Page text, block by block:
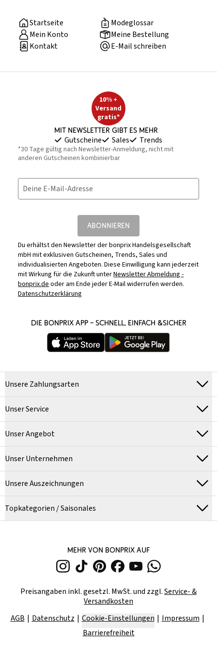
Startseite
Modeglossar
Mein Konto
Meine Bestellung
Kontakt
E-Mail schreiben
10% +
Versand
gratis*
Mit Newsletter gibt es mehr
Gutscheine Sales Trends
*30 Tage gültig nach Newsletter-Anmeldung, nicht mit
anderen Gutscheinen kombinierbar
Deine E-Mail-Adresse
ABONNIEREN
Du erhältst den Newsletter der bonprix Handelsgesellschaft
mbH mit exklusiven Gutscheinen, Trends, Sales und
individualisierten Angeboten. Diese Einwilligung kann jederzeit
mit Wirkung für die Zukunft unterNewsletter Abmeldung -
bonprix.deoder am Ende jeder E-Mail widerrufen werden.
Datenschutzerklärung
DIE BONPRIX APP – SCHNELL, EINFACH &SICHER
Unsere Zahlungsarten
Unser Service
Unser Angebot
Unser Unternehmen
Unsere Auszeichnungen
Topkategorien / Saisonales
MEHR VON BONPRIX AUF
Preisangaben inkl. gesetzl. MwSt. und zzgl.Service- &
Versandkosten
AGB
Datenschutz Cookie-Einstellungen
Impressum
Barrierefreiheit